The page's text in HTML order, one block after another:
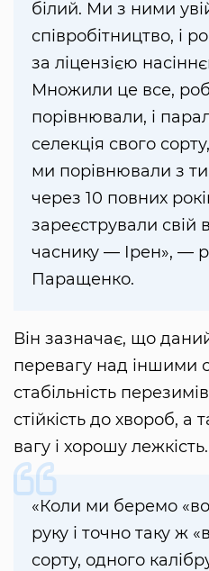
білий. Ми з ними
співробітництво, і
за ліцензією
Множили це все,
порівнювали, і
селекція свого
ми порівнювали з
через 10 повних
зареєстрували свій
часнику — Ірен», —
Паращенко.
Він зазначає, що
перевагу над іншими
стабільність
стійкість до хвороб,
вагу і хорошу лежкість.
«Коли ми беремо
руку і точно таку ж
сорту, одного